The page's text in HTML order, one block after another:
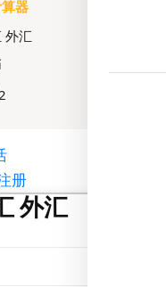
器
外汇
册
外汇